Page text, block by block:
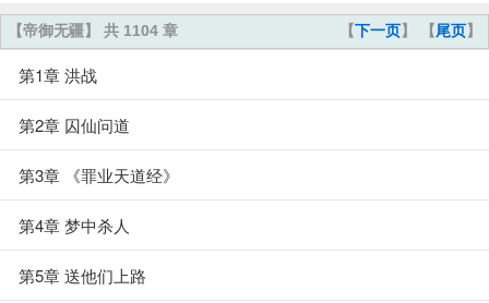
【下一页】 【尾页】
【帝御无疆】 共 1104 章
第1章 洪战
第2章 囚仙问道
第3章 《罪业天道经》
第4章 梦中杀人
第5章 送他们上路